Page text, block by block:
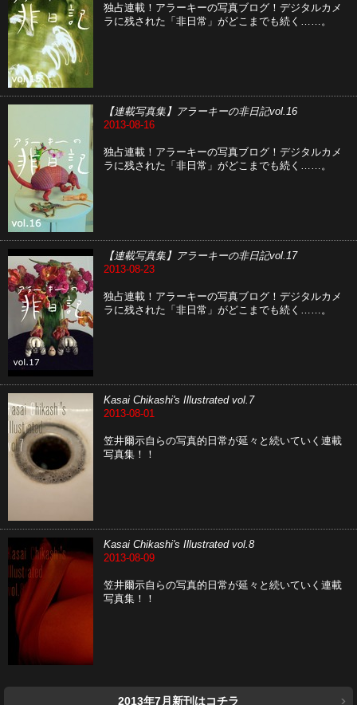
独占連載！アラーキーの写真ブログ！デジタルカメ
ラに残された「非日常」がどこまでも続く……。
【連載写真集】アラーキーの非日記vol.16
2013-08-16
独占連載！アラーキーの写真ブログ！デジタルカメ
ラに残された「非日常」がどこまでも続く……。
【連載写真集】アラーキーの非日記vol.17
2013-08-23
独占連載！アラーキーの写真ブログ！デジタルカメ
ラに残された「非日常」がどこまでも続く……。
Kasai Chikashi's Illustrated vol.7
2013-08-01
笠井爾示自らの写真的日常が延々と続いていく連載
写真集！！
Kasai Chikashi's Illustrated vol.8
2013-08-09
笠井爾示自らの写真的日常が延々と続いていく連載
写真集！！
2013年7月新刊はコチラ